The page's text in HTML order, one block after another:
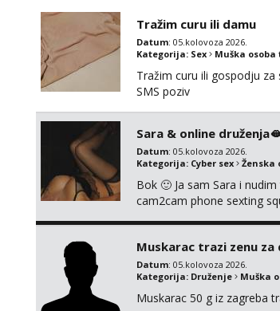
Tražim curu ili damu
Datum: 05.kolovoza 2026.
Kategorija: Sex Muška osoba
Tražim curu ili gospodju
SMS poziv
Sara & online
Datum: 05.kolovoza 2026.
Kategorija: Cyber sex Ženska
Bok 🙂 Ja sam Sara i
cam2cam phone sexting
Muskarac trazi zenu za
Datum: 05.kolovoza 2026.
Kategorija: Druženje Muška
Muskarac 50 g iz zagreba